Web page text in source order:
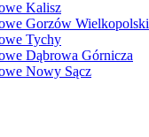
Kalisz
Gorzów Wielkopolski
Tychy
Dąbrowa Górnicza
Nowy Sącz